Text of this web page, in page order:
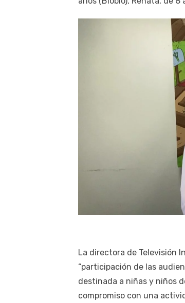
La directora de Televisión
“participación de las
destinada a niñas y niños
compromiso con una